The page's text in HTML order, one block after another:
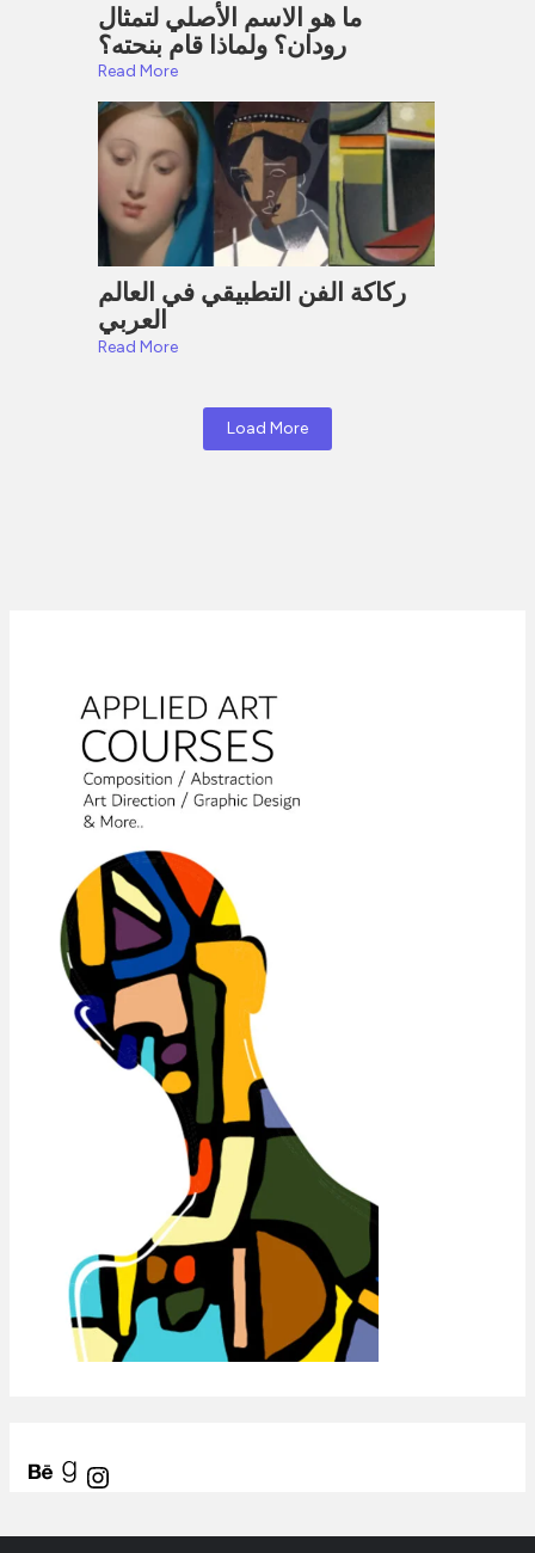
ما هو الاسم الأصلي لتمثال
رودان؟ ولماذا قام بنحته؟
Read More
ركاكة الفن التطبيقي في العالم
العربي
Read More
Load More